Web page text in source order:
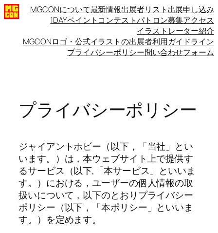
内
容
MGCONについて最新情報出展者リスト 出展申し込み
1DAYペイントコンテストパトロン募集アクセス
イラストレーター紹介
MGCONロゴ・公式イラストの出展者利用ガイドライン
プライバシーポリシー問い合わせフォーム
プライバシーポリシー
ジャイアントホビー（以下，「当社」とい
います。）は，本ウェブサイト上で提供す
るサービス（以下,「本サービス」といいま
す。）における，ユーザーの個人情報の取
扱いについて，以下のとおりプライバシー
ポリシー（以下，「本ポリシー」といいま
す。）を定めます。